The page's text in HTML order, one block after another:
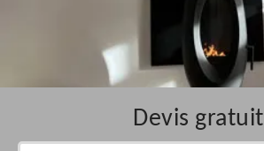
Devis gratuit